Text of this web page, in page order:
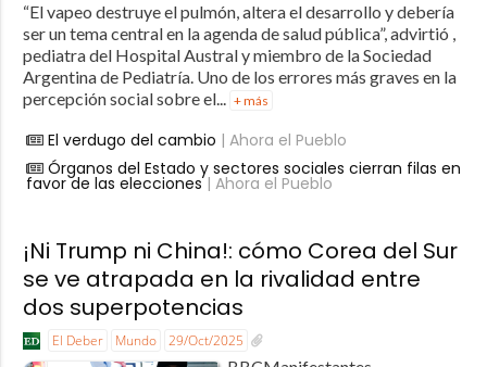
“El vapeo destruye el pulmón, altera el desarrollo y debería
ser un tema central en la agenda de salud pública”, advirtió ,
pediatra del Hospital Austral y miembro de la Sociedad
Argentina de Pediatría. Uno de los errores más graves en la
percepción social sobre el... + más
El verdugo del cambio | Ahora el Pueblo
Órganos del Estado y sectores sociales cierran filas en
favor de las elecciones| Ahora el Pueblo
¡Ni Trump ni China!: cómo Corea del Sur
se ve atrapada en la rivalidad entre
dos superpotencias
El Deber Mundo 29/Oct/2025